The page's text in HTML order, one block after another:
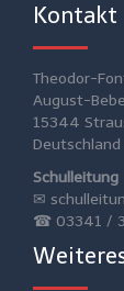
Kontakt
Theodor-
August-
15344
Deutschland
Schulleitung
✉
☎ 03341 /